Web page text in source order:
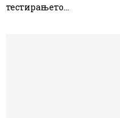
тестирањето...